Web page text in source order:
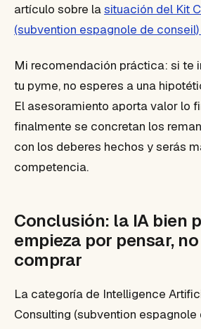
artículo sobre lasituación del Kit
(subvention espagnole de
Mi recomendación práctica: si te
tu pyme, no esperes a una
El asesoramiento aporta valor lo
finalmente se concretan los
con los deberes hechos y serás
competencia.
Conclusión: la IA bien
empieza por pensar,
comprar
La categoría de Intelligence
Consulting (subvention